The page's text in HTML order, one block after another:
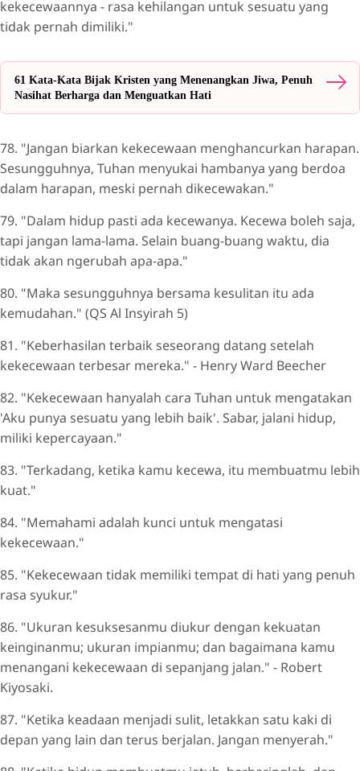
kekecewaannya - rasa kehilangan untuk sesuatu yang
tidak pernah dimiliki."
61 Kata-Kata Bijak Kristen yang Menenangkan Jiwa, Penuh
Nasihat Berharga dan Menguatkan Hati
78. "Jangan biarkan kekecewaan menghancurkan harapan.
Sesungguhnya, Tuhan menyukai hambanya yang berdoa
dalam harapan, meski pernah dikecewakan."
79. "Dalam hidup pasti ada kecewanya. Kecewa boleh saja,
tapi jangan lama-lama. Selain buang-buang waktu, dia
tidak akan ngerubah apa-apa."
80. "Maka sesungguhnya bersama kesulitan itu ada
kemudahan." (QS Al Insyirah 5)
81. "Keberhasilan terbaik seseorang datang setelah
kekecewaan terbesar mereka." - Henry Ward Beecher
82. "Kekecewaan hanyalah cara Tuhan untuk mengatakan
'Aku punya sesuatu yang lebih baik'. Sabar, jalani hidup,
miliki kepercayaan."
83. "Terkadang, ketika kamu kecewa, itu membuatmu lebih
kuat."
84. "Memahami adalah kunci untuk mengatasi
kekecewaan."
85. "Kekecewaan tidak memiliki tempat di hati yang penuh
rasa syukur."
86. "Ukuran kesuksesanmu diukur dengan kekuatan
keinginanmu; ukuran impianmu; dan bagaimana kamu
menangani kekecewaan di sepanjang jalan." - Robert
Kiyosaki.
87. "Ketika keadaan menjadi sulit, letakkan satu kaki di
depan yang lain dan terus berjalan. Jangan menyerah."